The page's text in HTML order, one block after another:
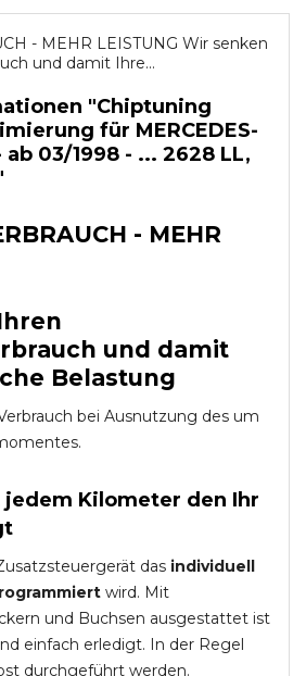
- MEHR LEISTUNG Wir senken
und damit Ihre...
"Chiptuning
für MERCEDES-
ab 03/1998 - ... 2628 LL,
- MEHR
und damit
Belastung
bei Ausnutzung des um
jedem Kilometer den Ihr
das individuell
wird. Mit
und Buchsen ausgestattet ist
einfach erledigt. In der Regel
durchgeführt werden.